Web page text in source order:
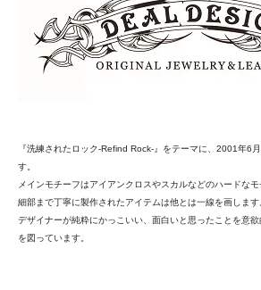
『洗練されたロック‐Refind Rock‐』をテーマに、2001年6
す。
メインモチーフはアイアンクロスやスカルなどのハードなモ
細部まで丁寧に製作されたアイテムは他とは一線を画します
デザイナーが純粋にかっこいい、面白いと思ったことを意
を図っています。